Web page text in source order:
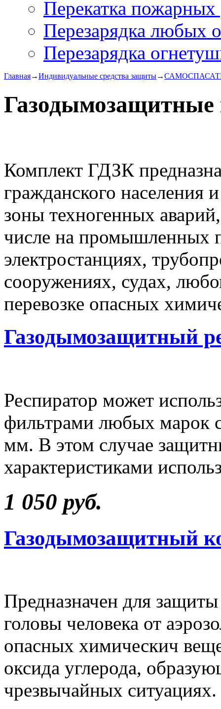
Перекатка пожарных
Перезарядка любых
Перезарядка
Главная→Индивидуальные средства защиты→
Комплект ГДЗК
гражданского населения
зоны техногенных
числе на промышленных
электростанциях,
сооружениях, судах,
перевозке опасных
Газодымозащитный
Респиратор может
фильтрами любых марок
мм. В этом случае
характеристиками
1 050 руб.
Газодымозащитный
Предназначен для
головы человека от
опасных химическич
оксида углерода,
чрезвычайных ситуациях.